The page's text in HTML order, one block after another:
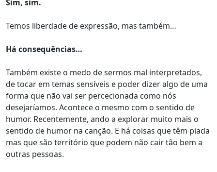
Sim, sim.
Temos liberdade de expressão, mas também…
Há consequências…
Também existe o medo de sermos mal interpretados,
de tocar em temas sensíveis e poder dizer algo de uma
forma que não vai ser percecionada como nós
desejaríamos. Acontece o mesmo com o sentido de
humor. Recentemente, ando a explorar muito mais o
sentido de humor na canção. E há coisas que têm piada
mas que são território que podem não cair tão bem a
outras pessoas.